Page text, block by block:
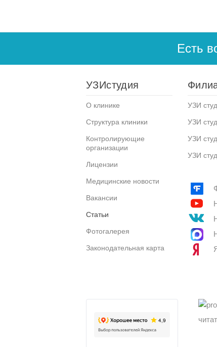
Есть
УЗИстудия
О клинике
Структура клиники
Контролирующие
организации
Лицензии
Медицинские новости
Вакансии
Статьи
Фотогалерея
Законодательная карта
УЗИ
УЗИ
УЗИ
УЗИ